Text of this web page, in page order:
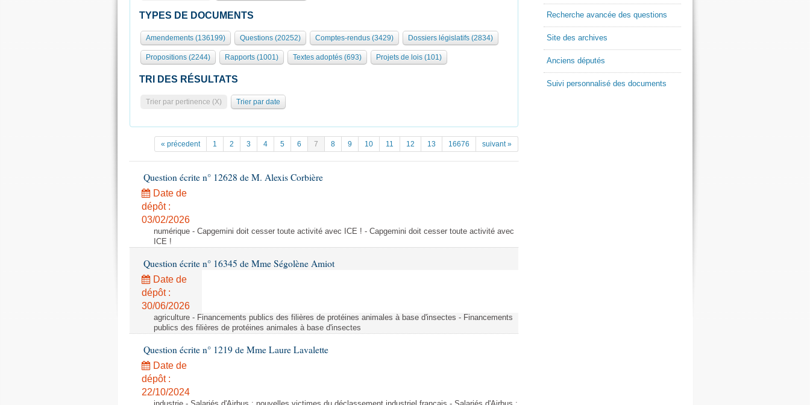
TYPES DE DOCUMENTS
Amendements (136199) Questions (20252) Comptes-rendus (3429) Dossiers législatifs (2834)
Propositions (2244) Rapports (1001) Textes adoptés (693) Projets de lois (101)
TRI DES RÉSULTATS
Trier par pertinence (X) Trier par date
« précedent 1 2 3 4 5 6 7 8 9 10 11 12 13 16676 suivant »
Question écrite n° 12628 de M. Alexis Corbière
Date de
dépôt :
03/02/2026
numérique - Capgemini doit cesser toute activité avec ICE ! - Capgemini doit cesser toute activité avec
ICE !
Question écrite n° 16345 de Mme Ségolène Amiot
Date de
dépôt :
30/06/2026
agriculture - Financements publics des filières de protéines animales à base d'insectes - Financements
publics des filières de protéines animales à base d'insectes
Question écrite n° 1219 de Mme Laure Lavalette
Date de
dépôt :
22/10/2024
Recherche avancée des questions
Site des archives
Anciens députés
Suivi personnalisé des documents